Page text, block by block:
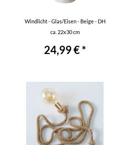
Windlicht - Glas/Eisen - Beige - DH
ca. 22x30 cm
24,99 € *